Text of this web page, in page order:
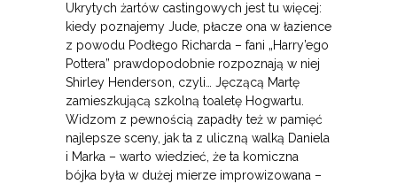
Ukrytych żartów castingowych jest tu więcej:
kiedy poznajemy Jude, płacze ona w łazience
z powodu Podłego Richarda – fani „Harry’ego
Pottera” prawdopodobnie rozpoznają w niej
Shirley Henderson, czyli… Jęczącą Martę
zamieszkującą szkolną toaletę Hogwartu.
Widzom z pewnością zapadły też w pamięć
najlepsze sceny, jak ta z uliczną walką Daniela
i Marka – warto wiedzieć, że ta komiczna
bójka była w dużej mierze improwizowana –